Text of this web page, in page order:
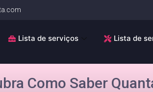
Lista de serviços Lista de
Como Saber